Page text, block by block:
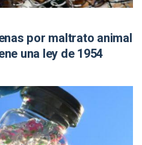
por maltrato animal
una ley de 1954